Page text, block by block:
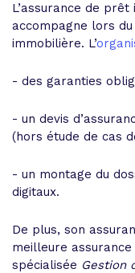
L’assurance de
accompagne lors du
immobilière. L’
- des garanties
- un devis
(hors étude de cas
- un montage du
digitaux.
De plus, son
meilleure
spécialisée Gestion